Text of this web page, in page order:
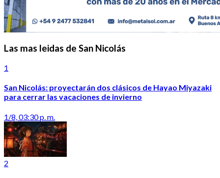
Las mas leidas de San Nicolás
1
San Nicolás: proyectarán dos clásicos de Hayao Miyazaki
para cerrar las vacaciones de invierno
1/8, 03:30 p. m.
2